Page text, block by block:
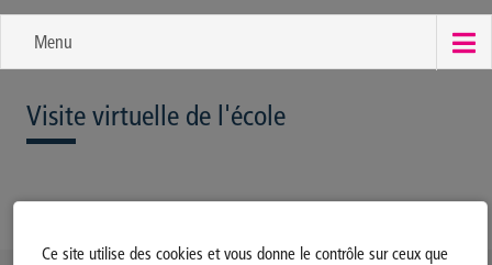
Ce site utilise des cookies et vous donne le contrôle sur ceux que
Menu
Visite virtuelle de l'école